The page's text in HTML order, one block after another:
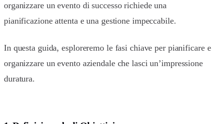
organizzare un evento di successo richiede una
pianificazione attenta e una gestione impeccabile.
In questa guida, esploreremo le fasi chiave per pianificare e
organizzare un evento aziendale che lasci un’impressione
duratura.